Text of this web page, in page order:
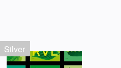
Silver